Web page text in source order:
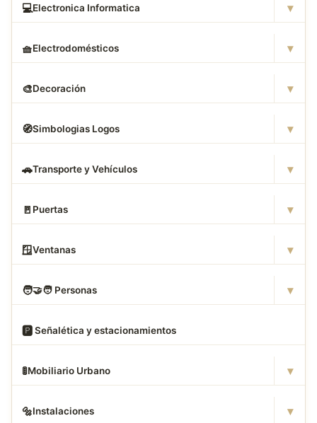
💻Electronica Informatica ▾
🧺Electrodomésticos ▾
🎨Decoración ▾
🧭Simbologias Logos ▾
🚗Transporte y Vehículos ▾
🚪 Puertas ▾
🪟Ventanas ▾
🧑‍🤝‍🧑 Personas ▾
🅿️ Señalética y estacionamientos
🚦Mobiliario Urbano ▾
🔩Instalaciones ▾